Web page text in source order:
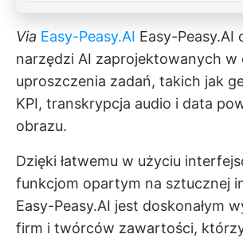
Via Easy-Peasy.AI Easy-Peasy.AI
narzędzi AI zaprojektowanych w
uproszczenia zadań, takich jak
KPI, transkrypcja audio i data
obrazu.
Dzięki łatwemu w użyciu
funkcjom opartym na sztucznej
Easy-Peasy.AI jest doskonałym
firm i twórców zawartości,